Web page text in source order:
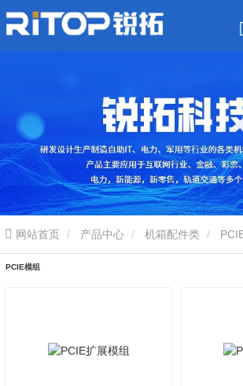
网站首页 产品中心 机箱配件类
PCIE模组